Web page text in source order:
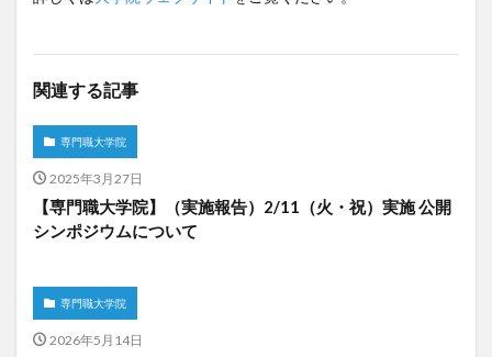
関連する記事
専門職大学院
2025年3月27日
【専門職大学院】（実施報告）2/11（火・祝）実施 公開
シンポジウムについて
専門職大学院
2026年5月14日